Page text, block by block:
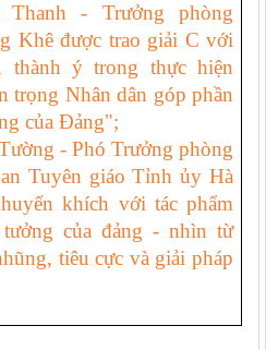
Thanh - Trưởng phòng
Khê được trao giải C với
thành ý trong thực hiện
trọng Nhân dân góp phần
của Đảng";
- Phó Trưởng phòng
Tuyên giáo Tỉnh ủy Hà
khích với tác phẩm
của đảng - nhìn từ
tiêu cực và giải pháp